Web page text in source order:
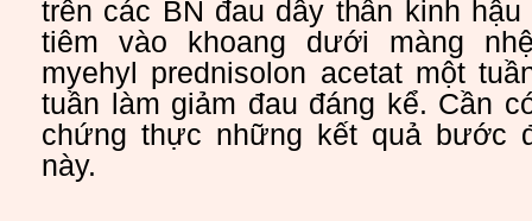
trên các BN đau dây thần kinh
tiêm vào khoang dưới màng
myehyl prednisolon acetat một
tuần làm giảm đau đáng kể. Cần
chứng thực những kết quả bước
này.